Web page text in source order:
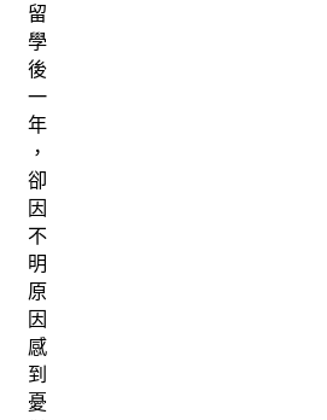
留
學
後
一
年
，
卻
因
不
明
原
因
感
到
憂